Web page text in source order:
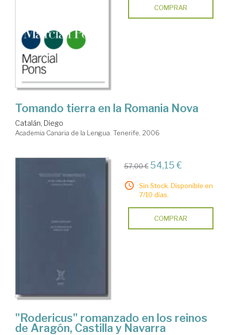
COMPRAR
Tomando tierra en la Romania Nova
Catalán, Diego
Academia Canaria de la Lengua. Tenerife, 2006
57,00 € 54,15 €
Sin Stock. Disponible en
7/10 días.
COMPRAR
"Rodericus" romanzado en los reinos
de Aragón, Castilla y Navarra